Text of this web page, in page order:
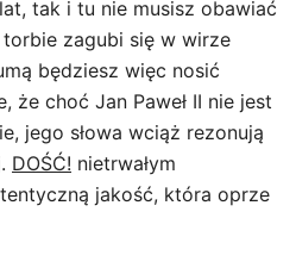
tak i tu nie musisz obawiać
zagubi się w wirze
będziesz więc nosić
że choć Jan Paweł II nie jest
jego słowa wciąż rezonują
DOŚĆ! nietrwałym
jakość, która oprze